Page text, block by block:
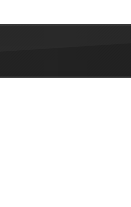
françaises -
ceintures noire en